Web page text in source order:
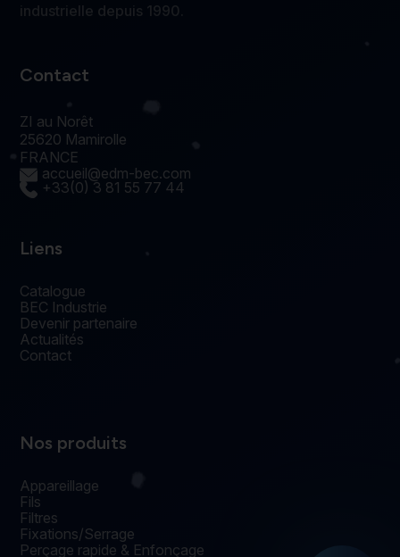
industrielle depuis 1990.
Contact
ZI au Norêt
25620 Mamirolle
FRANCE
accueil@edm-bec.com
+33(0) 3 81 55 77 44
Liens
Catalogue
BEC Industrie
Devenir partenaire
Actualités
Contact
Nos produits
Appareillage
Fils
Filtres
Fixations/Serrage
Perçage rapide & Enfonçage